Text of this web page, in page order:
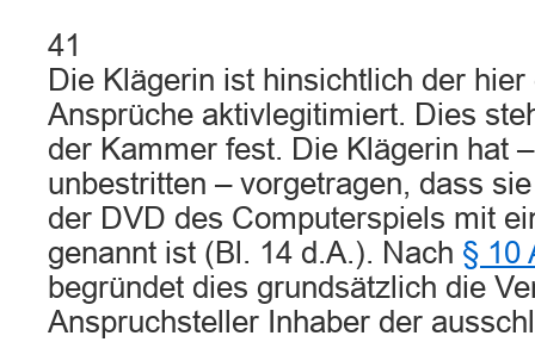
41
Die Klägerin ist hinsichtlich der
Ansprüche aktivlegitimiert. Dies
der Kammer fest. Die Klägerin hat
unbestritten – vorgetragen, dass
der DVD des Computerspiels mit
genannt ist (Bl. 14 d.A.). Nach § 10
begründet dies grundsätzlich die
Anspruchsteller Inhaber der